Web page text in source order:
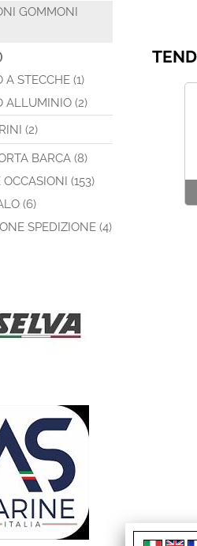
GOMMONI
A STECCHE (1)
ALLUMINIO (2)
(2)
BARCA (8)
OCCASIONI (153)
(6)
SPEDIZIONE (4)